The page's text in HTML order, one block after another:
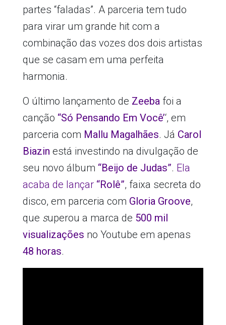
partes “faladas”. A parceria tem tudo
para virar um grande hit com a
combinação das vozes dos dois artistas
que se casam em uma perfeita
harmonia.
O último lançamento de Zeebafoi a
canção “Só Pensando Em Você’‘, em
parceria com Mallu Magalhães. Já Carol
Biazin está investindo na divulgação de
seu novo álbum “Beijo de Judas”. Ela
acaba de lançar “Rolê”, faixa secreta do
disco, em parceria com Gloria Groove,
que superou a marca de 500 mil
visualizações no Youtube em apenas
48 horas.